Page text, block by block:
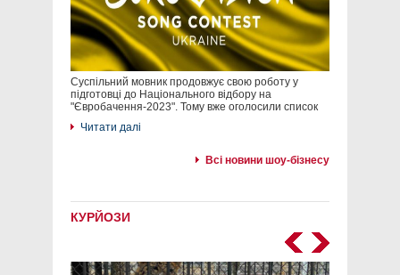
Суспільний мовник продовжує свою роботу у
підготовці до Національного відбору на
"Євробачення-2023". Тому вже оголосили список
Читати далі
Всі новини шоу-бізнесу
КУРЙОЗИ